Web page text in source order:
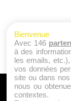
Bienvenue
Avec 146
à des
les emails,
vos données
site ou dans
nous ou
contextes.